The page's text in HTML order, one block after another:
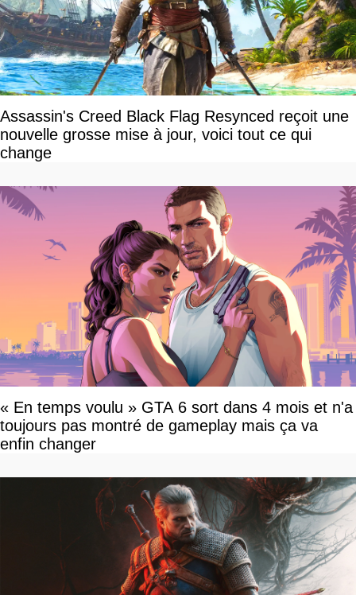
Assassin's Creed Black Flag Resynced reçoit une
nouvelle grosse mise à jour, voici tout ce qui
change
« En temps voulu » GTA 6 sort dans 4 mois et n'a
toujours pas montré de gameplay mais ça va
enfin changer